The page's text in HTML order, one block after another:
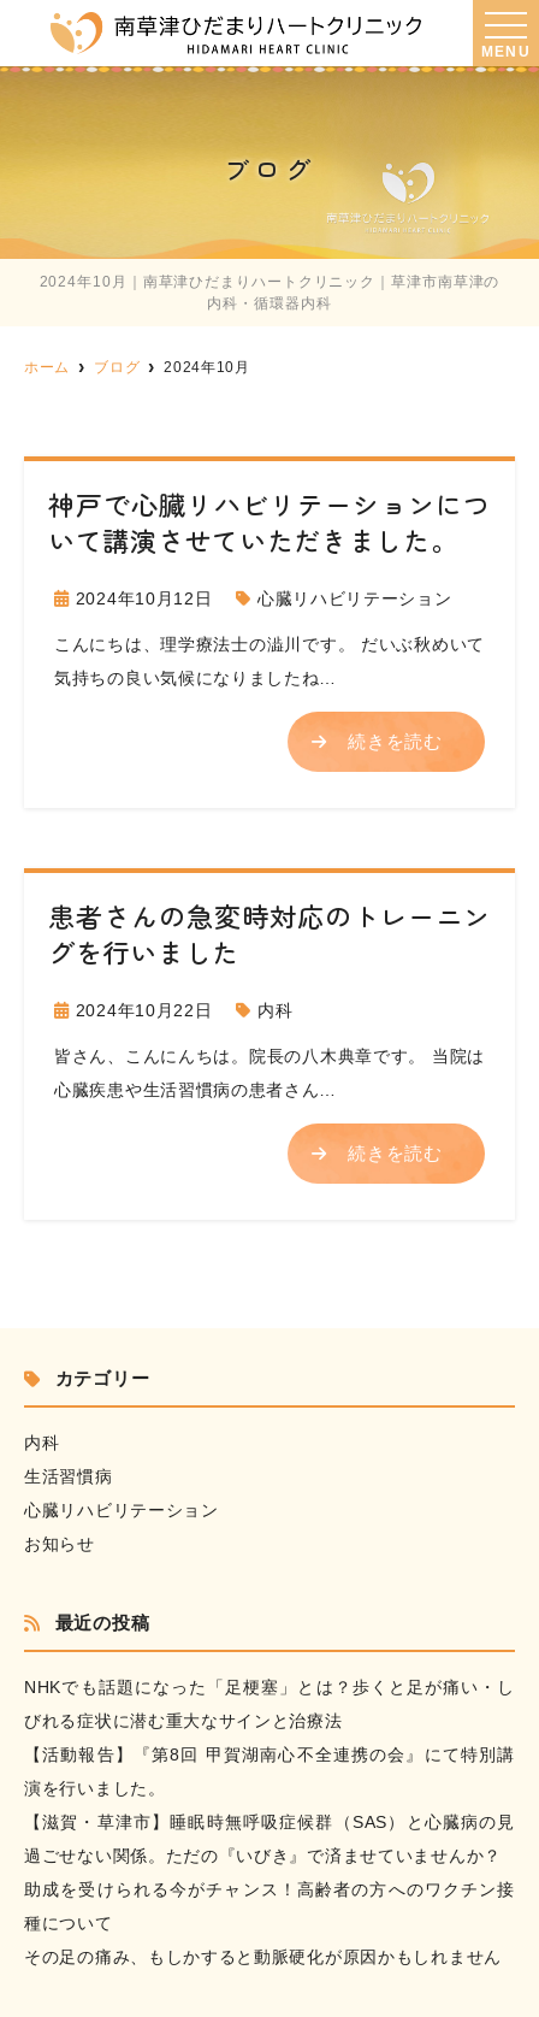
MENU
ブログ
2024年10月｜南草津ひだまりハートクリニック｜草津市南草津の
内科・循環器内科
ホーム ブログ 2024年10月
神戸で心臓リハビリテーションにつ
いて講演させていただきました。
2024年10月12日 心臓リハビリテーション
こんにちは、理学療法士の澁川です。 だいぶ秋めいて
気持ちの良い気候になりましたね…
続きを読む
患者さんの急変時対応のトレーニン
グを行いました
2024年10月22日 内科
皆さん、こんにんちは。院長の八木典章です。 当院は
心臓疾患や生活習慣病の患者さん…
続きを読む
カテゴリー
内科
生活習慣病
心臓リハビリテーション
お知らせ
最近の投稿
NHKでも話題になった「足梗塞」とは？歩くと足が痛い・し
びれる症状に潜む重大なサインと治療法
【活動報告】『第8回 甲賀湖南心不全連携の会』にて特別講
演を行いました。
【滋賀・草津市】睡眠時無呼吸症候群（SAS）と心臓病の見
過ごせない関係。ただの『いびき』で済ませていませんか？
助成を受けられる今がチャンス！高齢者の方へのワクチン接
種について
その足の痛み、もしかすると動脈硬化が原因かもしれません